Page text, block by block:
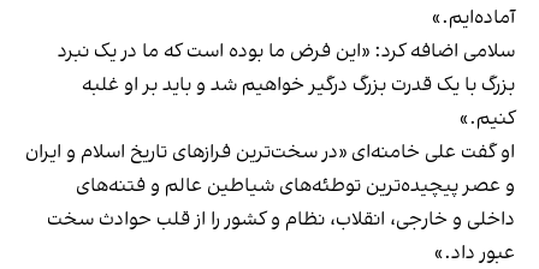
آماده‌ایم.»
سلامی اضافه کرد: «این فرض ما بوده است که ما در یک نبرد
بزرگ با یک قدرت بزرگ درگیر خواهیم شد و باید بر او غلبه
کنیم.»
او گفت علی خامنه‌ای «در سخت‌ترین فرازهای تاریخ اسلام و ایران
و عصر پیچیده‌ترین توطئه‌های شیاطین عالم و فتنه‌های
داخلی و خارجی، انقلاب، نظام و کشور را از قلب حوادث سخت
عبور داد.»